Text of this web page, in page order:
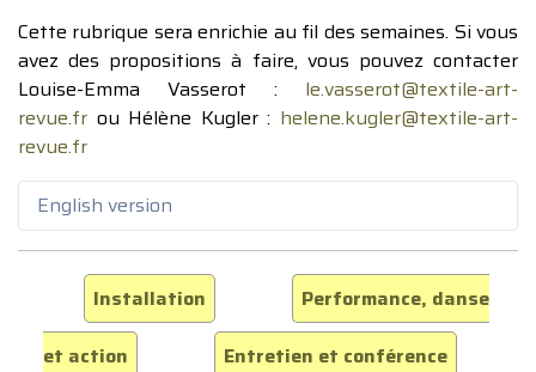
Cette rubrique sera enrichie au fil des semaines. Si vous
avez des propositions à faire, vous pouvez contacter
Louise-Emma Vasserot : le.vasserot@textile-art-
revue.fr ou Hélène Kugler : helene.kugler@textile-art-
revue.fr
English version
Installation
Performance, danse
et action
Entretien et conférence